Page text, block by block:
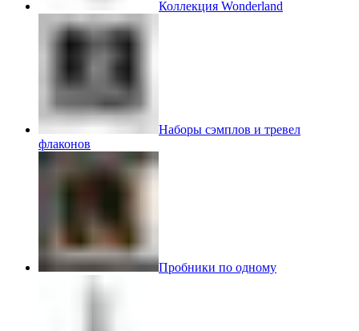
Коллекция Wonderland
Наборы сэмплов и тревел
флаконов
Пробники по одному